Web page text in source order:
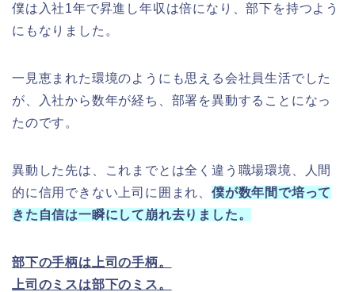
僕は入社1年で昇進し年収は倍になり、部下を持つよう
にもなりました。
一見恵まれた環境のようにも思える会社員生活でした
が、入社から数年が経ち、部署を異動することになっ
たのです。
異動した先は、これまでとは全く違う職場環境、人間
的に信用できない上司に囲まれ、 僕が数年間で培って
きた自信は一瞬にして崩れ去りました。
部下の手柄は上司の手柄。
上司のミスは部下のミス。